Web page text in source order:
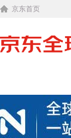
京东首页